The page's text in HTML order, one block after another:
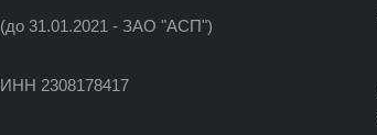
(до 31.01.2021 - ЗАО "АСП")
ИНН 2308178417